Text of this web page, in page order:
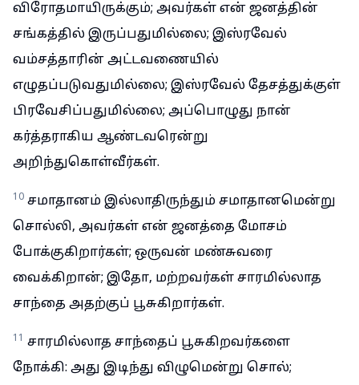
விரோதமாயிருக்கும்; அவர்கள் என் ஜனத்தின்
சங்கத்தில் இருப்பதுமில்லை; இஸ்ரவேல்
வம்சத்தாரின் அட்டவணையில்
எழுதப்படுவதுமில்லை; இஸ்ரவேல் தேசத்துக்குள்
பிரவேசிப்பதுமில்லை; அப்பொழுது நான்
கர்த்தராகிய ஆண்டவரென்று
அறிந்துகொள்வீர்கள்.
10 சமாதானம் இல்லாதிருந்தும் சமாதானமென்று
சொல்லி, அவர்கள் என் ஜனத்தை மோசம்
போக்குகிறார்கள்; ஒருவன் மண்சுவரை
வைக்கிறான்; இதோ, மற்றவர்கள் சாரமில்லாத
சாந்தை அதற்குப் பூசுகிறார்கள்.
11 சாரமில்லாத சாந்தைப் பூசுகிறவர்களை
நோக்கி: அது இடிந்து விழுமென்று சொல்;